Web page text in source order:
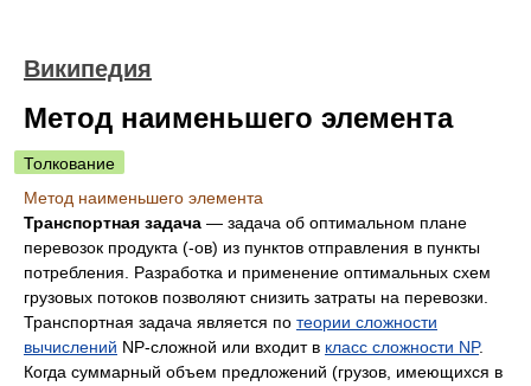
Википедия
Метод наименьшего элемента
Толкование
Метод наименьшего элемента
Транспортная задача — задача об оптимальном плане
перевозок продукта (-ов) из пунктов отправления в пункты
потребления. Разработка и применение оптимальных схем
грузовых потоков позволяют снизить затраты на перевозки.
Транспортная задача является по теории сложности
вычислений NP-сложной или входит в класс сложности NP.
Когда суммарный объем предложений (грузов, имеющихся в